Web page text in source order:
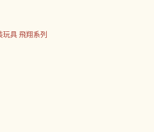
玩具 飛翔系列